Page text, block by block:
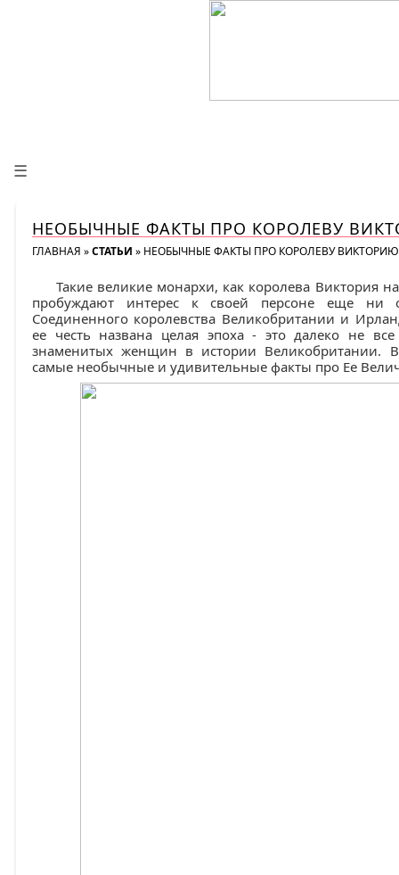
☰
НЕОБЫЧНЫЕ ФАКТЫ ПРО КОРОЛЕВУ
ГЛАВНАЯ »СТАТЬИ » НЕОБЫЧНЫЕ ФАКТЫ ПРО КОРОЛЕВУ ВИКТОРИЮ
Такие великие монархи, как королева Виктория
пробуждают интерес к своей персоне еще ни
Соединенного королевства Великобритании и
ее честь названа целая эпоха - это далеко не
знаменитых женщин в истории Великобритании.
самые необычные и удивительные факты про Ее